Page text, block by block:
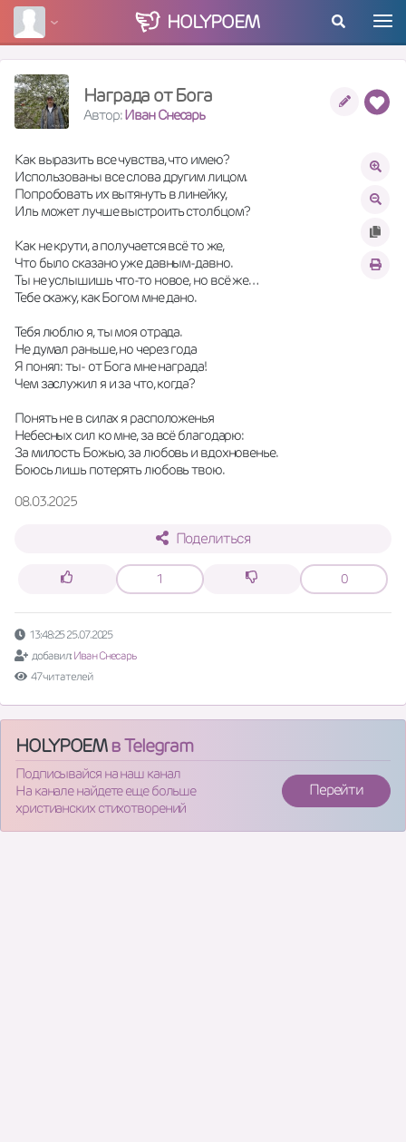
HOLYPOEM
Награда от Бога
Автор:Иван Снесарь
Как выразить все чувства, что имею?
Использованы все слова другим лицом.
Попробовать их вытянуть в линейку,
Иль может лучше выстроить столбцом?
Как не крути, а получается всё то же,
Что было сказано уже давным-давно.
Ты не услышишь что-то новое, но всё же…
Тебе скажу, как Богом мне дано.
Тебя люблю я, ты моя отрада.
Не думал раньше, но через года
Я понял: ты- от Бога мне награда!
Чем заслужил я и за что, когда?
Понять не в силах я расположенья
Небесных сил ко мне, за всё благодарю:
За милость Божью, за любовь и вдохновенье.
Боюсь лишь потерять любовь твою.
08.03.2025
Поделиться
1 0
13:48:25 25.07.2025
добавил: Иван Снесарь
47 читателей
HOLYPOEMв Telegram
Подписывайся на наш канал
На канале найдете еще больше
христианских стихотворений
Перейти